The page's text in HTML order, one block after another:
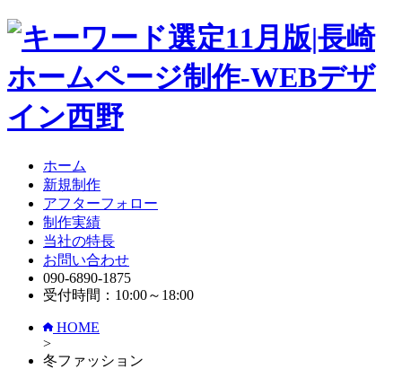
ホーム
新規制作
アフターフォロー
制作実績
当社の特長
お問い合わせ
090-6890-1875
受付時間：10:00～18:00
HOME
>
冬ファッション